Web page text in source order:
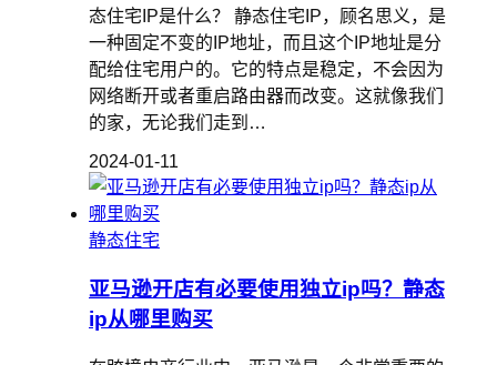
态住宅IP是什么？ 静态住宅IP，顾名思义，是
一种固定不变的IP地址，而且这个IP地址是分
配给住宅用户的。它的特点是稳定，不会因为
网络断开或者重启路由器而改变。这就像我们
的家，无论我们走到…
2024-01-11
静态住宅
亚马逊开店有必要使用独立ip吗？静态
ip从哪里购买